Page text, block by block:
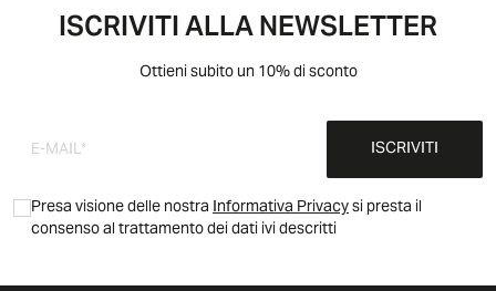
ISCRIVITI ALLA NEWSLETTER
Ottieni subito un 10% di sconto
ISCRIVITI
Presa visione delle nostraInformativa Privacysi presta il
consenso al trattamento dei dati ivi descritti